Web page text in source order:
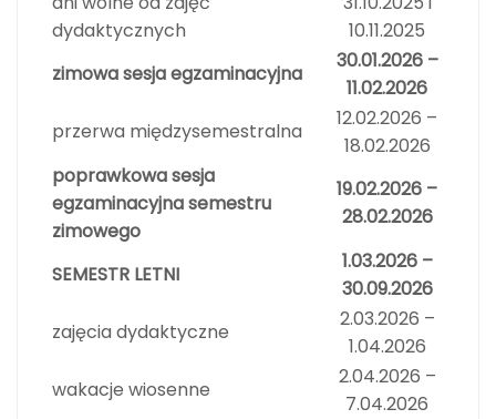
dydaktycznych
10.11.2025
zimowa sesja egzaminacyjna
30.01.2026 –
11.02.2026
przerwa międzysemestralna
12.02.2026 –
18.02.2026
poprawkowa sesja
egzaminacyjna semestru
zimowego
19.02.2026 –
28.02.2026
SEMESTR LETNI
1.03.2026 –
30.09.2026
zajęcia dydaktyczne
2.03.2026 –
1.04.2026
wakacje wiosenne
2.04.2026 –
7.04.2026